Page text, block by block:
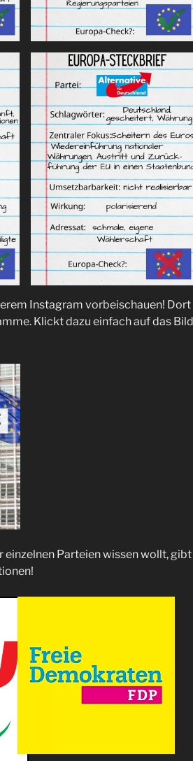
Instagram vorbeischauen! Dort
Klickt dazu einfach auf das Bild
Parteien wissen wollt, gibt